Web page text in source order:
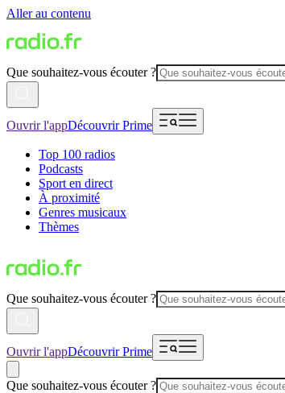
Aller au contenu
Que souhaitez-vous écouter ?
Ouvrir l'appDécouvrir Prime
Top 100 radios
Podcasts
Sport en direct
À proximité
Genres musicaux
Thèmes
Que souhaitez-vous écouter ?
Ouvrir l'appDécouvrir Prime
Que souhaitez-vous écouter ?